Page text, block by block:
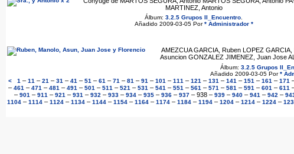
MARTINEZ, Antonio
Álbum: 3.2.5 Grupos II_Encuentro.
Añadido 2009-03-05 Por* Administrador *
AMEZCUA GARCIA, Ruben LOPEZ GARCIA,
Asuncion GONZALEZ JIMENEZ, Juan Jose
Álbum: 3.2.5 Grupos
Añadido 2009-03-05 Por*
<
1 – 11 – 21 – 31 – 41 – 51 – 61 – 71 – 81 – 91 – 101 – 111 – 121 – 131 – 141 – 151 – 161 – 171
– 461 – 471 – 481 – 491 – 501 – 511 – 521 – 531 – 541 – 551 – 561 – 571 – 581 – 591 – 601 – 611
– 901 – 911 – 921 – 931 – 932 – 933 – 934 – 935 – 936 – 937 – 938 – 939 – 940 – 941 – 942 –
1104 – 1114 – 1124 – 1134 – 1144 – 1154 – 1164 – 1174 – 1184 – 1194 – 1204 – 1214 – 1224 –